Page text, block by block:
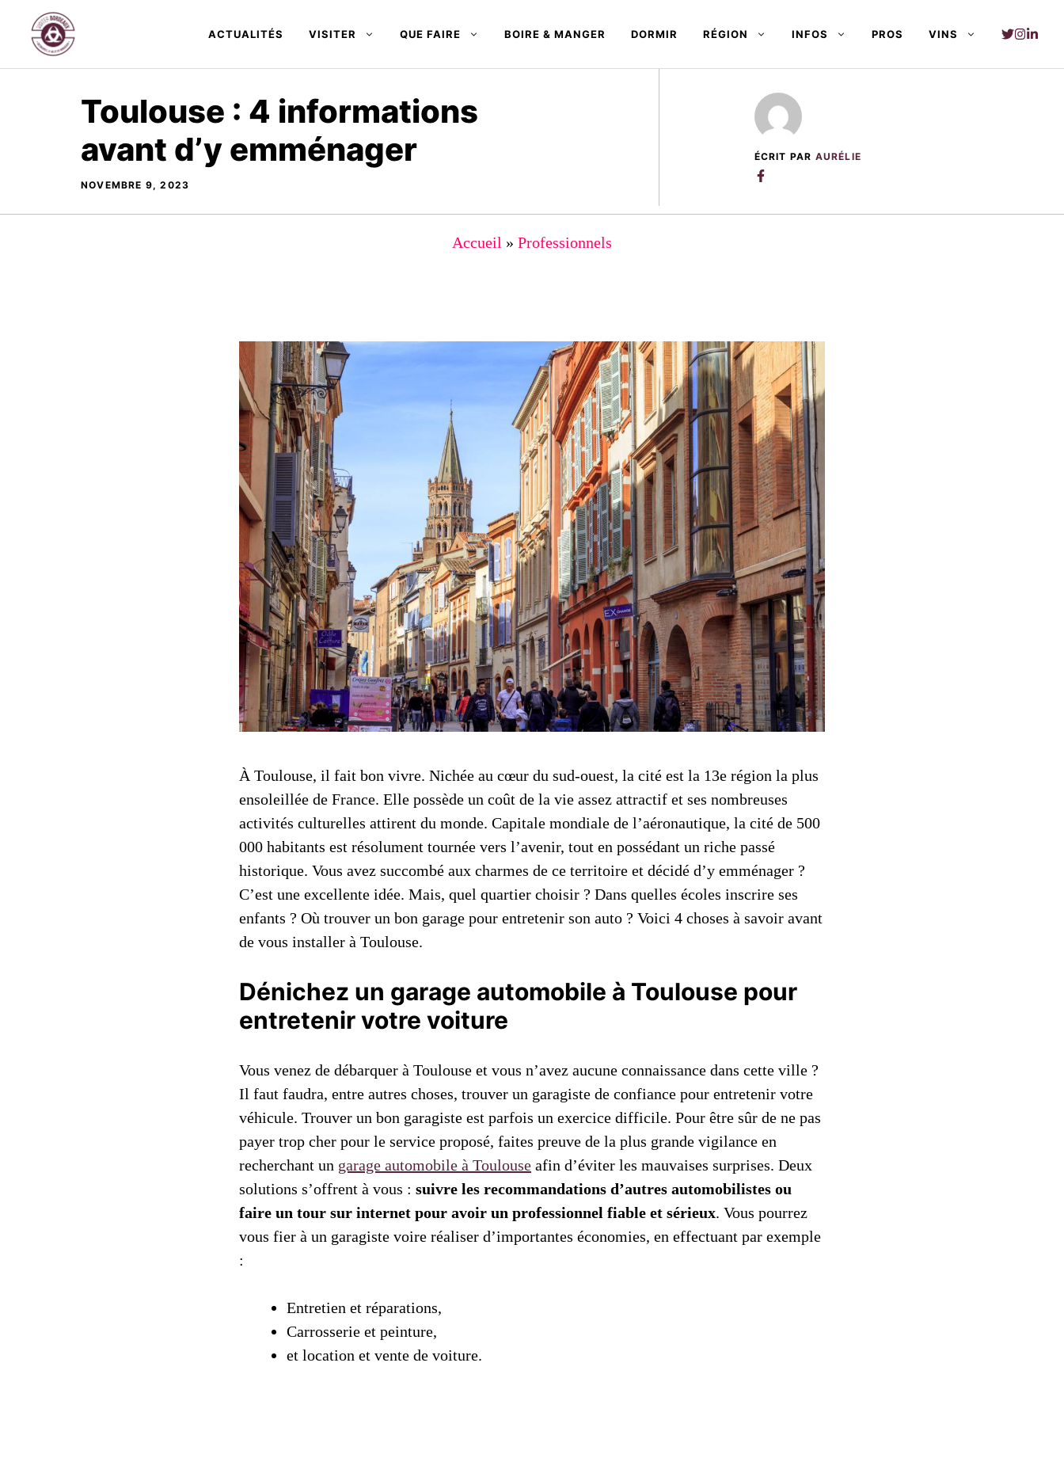
contenu
ACTUALITÉS VISITER QUE FAIRE BOIRE & MANGER DORMIR RÉGION INFOS PROS VINS
Toulouse : 4 informations
avant d’y emménager
NOVEMBRE 9, 2023
ÉCRIT PAR AURÉLIE
Accueil » Professionnels
À Toulouse, il fait bon vivre. Nichée au cœur du sud-ouest, la cité est la 13e région la plus
ensoleillée de France. Elle possède un coût de la vie assez attractif et ses nombreuses
activités culturelles attirent du monde. Capitale mondiale de l’aéronautique, la cité de 500
000 habitants est résolument tournée vers l’avenir, tout en possédant un riche passé
historique. Vous avez succombé aux charmes de ce territoire et décidé d’y emménager ?
C’est une excellente idée. Mais, quel quartier choisir ? Dans quelles écoles inscrire ses
enfants ? Où trouver un bon garage pour entretenir son auto ? Voici 4 choses à savoir avant
de vous installer à Toulouse.
Dénichez un garage automobile à Toulouse pour
entretenir votre voiture
Vous venez de débarquer à Toulouse et vous n’avez aucune connaissance dans cette ville ?
Il faut faudra, entre autres choses, trouver un garagiste de confiance pour entretenir votre
véhicule. Trouver un bon garagiste est parfois un exercice difficile. Pour être sûr de ne pas
payer trop cher pour le service proposé, faites preuve de la plus grande vigilance en
recherchant un garage automobile à Toulouse afin d’éviter les mauvaises surprises. Deux
solutions s’offrent à vous : suivre les recommandations d’autres automobilistes ou
faire un tour sur internet pour avoir un professionnel fiable et sérieux. Vous pourrez
vous fier à un garagiste voire réaliser d’importantes économies, en effectuant par exemple
:
Entretien et réparations,
Carrosserie et peinture,
et location et vente de voiture.